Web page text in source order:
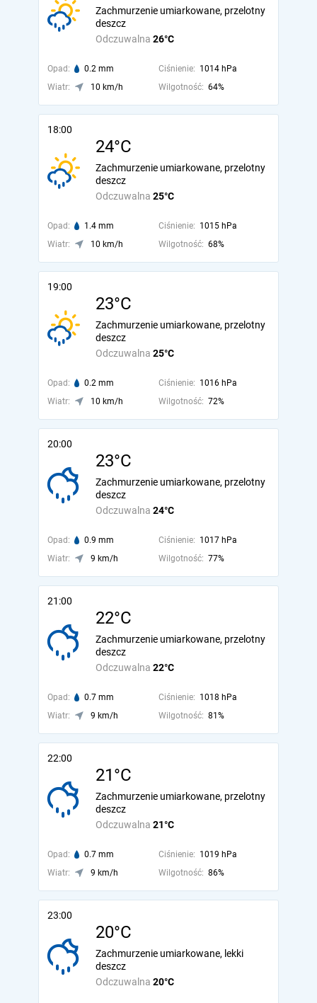
Odczuwalna 26°C
Zachmurzenie umiarkowane, przelotny
deszcz
Opad: 0.2 mm Ciśnienie: 1014 hPa
Wiatr:
10 km/h Wilgotność: 64%
18:00
24°C
Odczuwalna 25°C
Zachmurzenie umiarkowane, przelotny
deszcz
Opad: 1.4 mm Ciśnienie: 1015 hPa
Wiatr:
10 km/h Wilgotność: 68%
19:00
23°C
Odczuwalna 25°C
Zachmurzenie umiarkowane, przelotny
deszcz
Opad: 0.2 mm Ciśnienie: 1016 hPa
Wiatr:
10 km/h Wilgotność: 72%
20:00
23°C
Odczuwalna 24°C
Zachmurzenie umiarkowane, przelotny
deszcz
Opad: 0.9 mm Ciśnienie: 1017 hPa
Wiatr:
9 km/h Wilgotność: 77%
21:00
22°C
Odczuwalna 22°C
Zachmurzenie umiarkowane, przelotny
deszcz
Opad: 0.7 mm Ciśnienie: 1018 hPa
Wiatr:
9 km/h Wilgotność: 81%
22:00
21°C
Odczuwalna 21°C
Zachmurzenie umiarkowane, przelotny
deszcz
Opad: 0.7 mm Ciśnienie: 1019 hPa
Wiatr:
9 km/h Wilgotność: 86%
23:00
20°C
Odczuwalna 20°C
Zachmurzenie umiarkowane, lekki
deszcz